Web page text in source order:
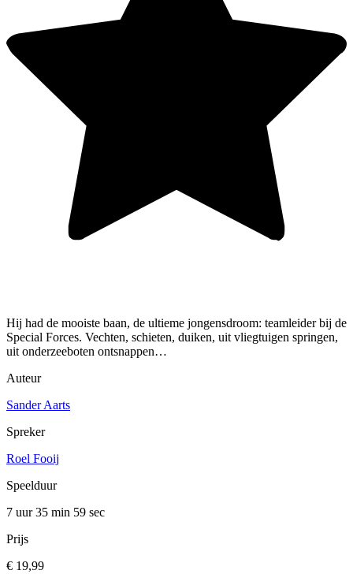
Hij had de mooiste baan, de ultieme jongensdroom: teamleider bij de
Special Forces. Vechten, schieten, duiken, uit vliegtuigen springen,
uit onderzeeboten ontsnappen…
Auteur
Sander Aarts
Spreker
Roel Fooij
Speelduur
7 uur 35 min 59 sec
Prijs
€ 19,99